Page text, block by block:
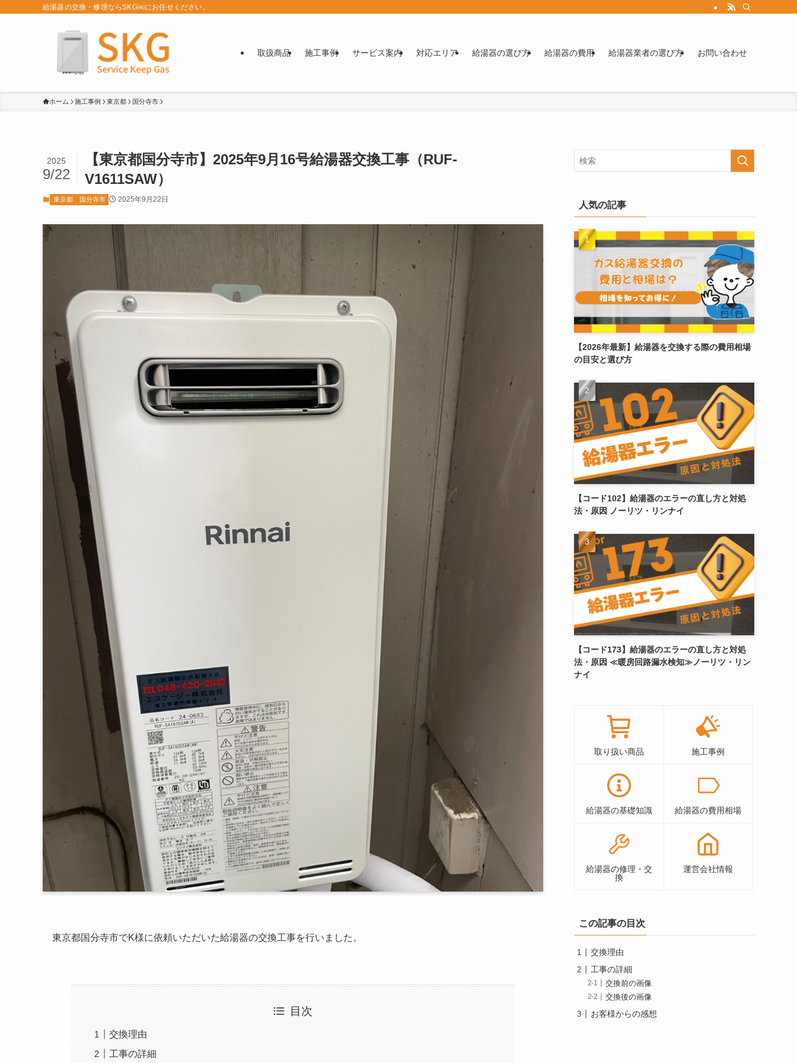
給湯器の交換・修理ならSKG㈱にお任せください。
取扱商品 施工事例 サービス案内 対応エリア 給湯器の選び方 給湯器の費用 給湯器業者の選び方 お問い合わせ
ホーム 施工事例 東京都 国分寺市
【東京都国分寺市】2025年9月16号給湯器交換工事（RUF-
V1611SAW）
2025
9/22
東京都 国分寺市 2025年9月22日
東京都国分寺市でK様に依頼いただいた給湯器の交換工事を行いました。
目次
交換理由
工事の詳細
人気の記事
【2026年最新】給湯器を交換する際の費用相場
の目安と選び方
【コード102】給湯器のエラーの直し方と対処
法・原因 ノーリツ・リンナイ
【コード173】給湯器のエラーの直し方と対処
法・原因 ≪暖房回路漏水検知≫ノーリツ・リン
ナイ
取り扱い商品 施工事例
給湯器の基礎知識 給湯器の費用相場
給湯器の修理・交
換
運営会社情報
この記事の目次
交換理由
工事の詳細
交換前の画像
交換後の画像
お客様からの感想